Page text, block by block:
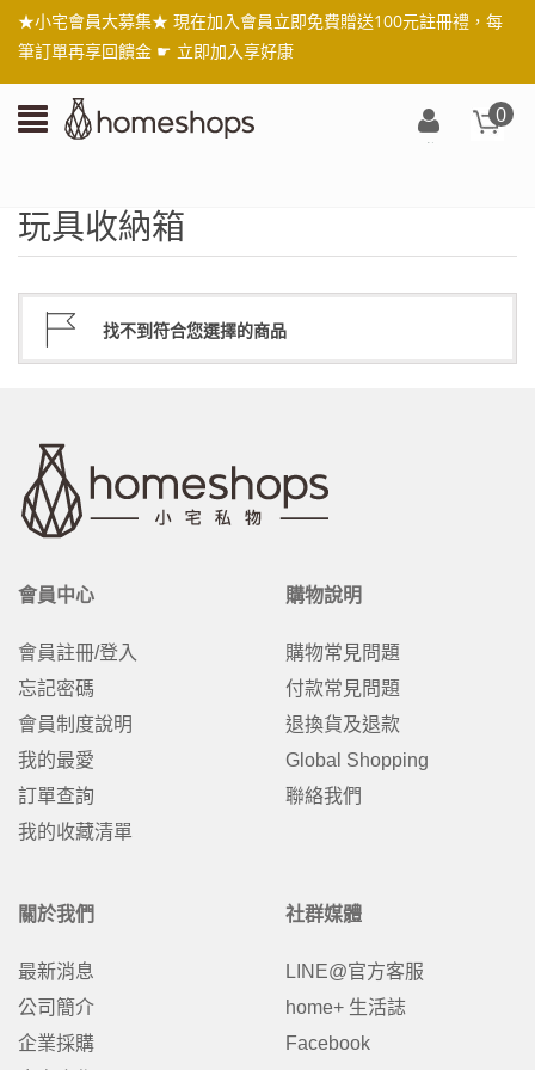
★小宅會員大募集★ 現在加入會員立即免費贈送100元註冊禮，每
筆訂單再享回饋金 ☛ 立即加入享好康
0
玩具收納箱
找不到符合您選擇的商品
會員中心
會員註冊/登入
忘記密碼
會員制度說明
我的最愛
訂單查詢
我的收藏清單
購物說明
購物常見問題
付款常見問題
退換貨及退款
Global Shopping
聯絡我們
關於我們
最新消息
公司簡介
企業採購
社群媒體
LINE@官方客服
home+ 生活誌
Facebook